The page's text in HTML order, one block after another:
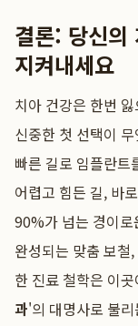
결론: 당신의
지켜내세요
치아 건강은 한번
신중한 첫 선택이
빠른 길로 임플란트
어렵고 힘든 길, 바
90%가 넘는 경이로
완성되는 맞춤 보철
한 진료 철학은 이
과'의 대명사로 불